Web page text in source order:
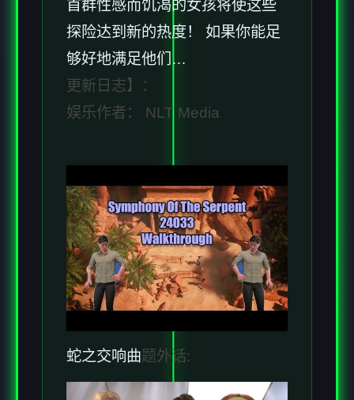
首群性感而饥渴的女孩将使这些
探险达到新的热度！ 如果你能足
够好地满足他们…
更新日志】：
娱乐作者： NLT Media
蛇之交响曲题外话: